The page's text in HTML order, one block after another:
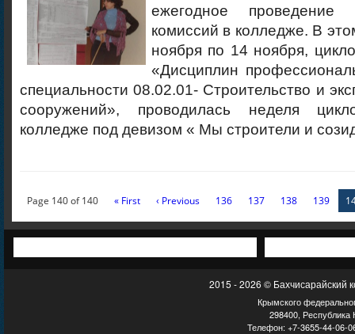
ежегодное проведение
комиссий в колледже. В
ноября по 14 ноября,
«Дисциплин
специальности 08.02.01- Строительство и
сооружений», проводилась неделя
колледже под девизом « Мы строители и
Page 140 of 140 « First ‹ Previous 136 137 138 139
2015 - 2026 © Бахчисарайский
Крымского
298400, Республика
Телефон: +7-3655-44-06-